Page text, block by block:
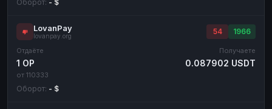
Оборот: - $
LovanPay
lovanpay.org
54 1966
Отдаёте
1 OP
от 110333
Получаете
0.087902 USDT
Оборот: - $